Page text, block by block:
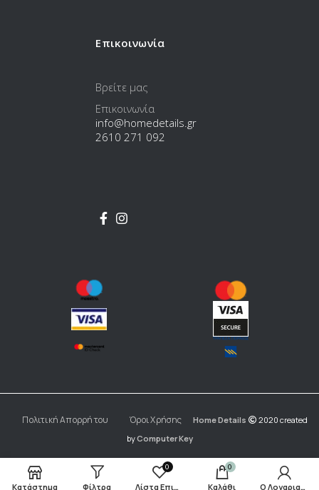
Επικοινωνία
Βρείτε μας
Επικοινωνία
info@homedetails.gr
2610 271 092
Πολιτική Απορρήτου Όροι Χρήσης Home Details
2020 created
byComputer Key
Κατάστημα Φίλτρα
0
Λίστα Επιθυμιών
0
Καλάθι Ο Λογαριασμός μου